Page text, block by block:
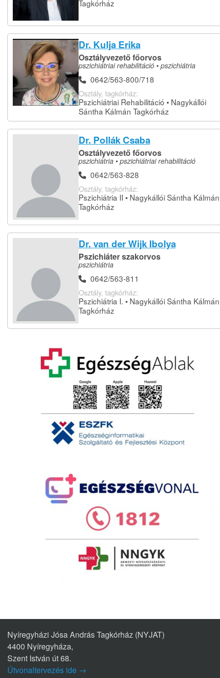
Tagkórház
Dr. Kulja Erika
Osztályvezető főorvos
pszichiátriai rehabilitáció • pszichiátria
0642/563-800/718
Osztály, tagkórház:
Pszichiátriai Rehabilitáció • Nagykállói
Sántha Kálmán Tagkórház
Dr. Pollák Csaba
Osztályvezető főorvos
pszichiátria • pszichiátriai rehabilitáció
0642/563-828
Osztály, tagkórház:
Pszichiátria II • Nagykállói Sántha Kálmán
Tagkórház
Dr. van der Wijk Ibolya
Pszichiáter szakorvos
pszichiátria
0642/563-811
Osztály, tagkórház:
Pszichiátria I. • Nagykállói Sántha Kálmán
Tagkórház
Nyíregyházi Jósa András Tagkórház (NYJAT)
4400 Nyíregyháza,
Szent István út 68.
Útvonaltervezés ide →